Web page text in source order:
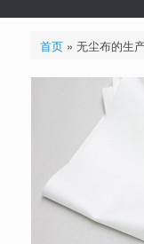
首页» 无尘布的生